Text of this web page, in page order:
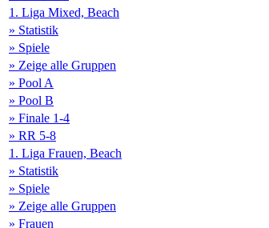
1. Liga Mixed, Beach
» Statistik
» Spiele
» Zeige alle Gruppen
» Pool A
» Pool B
» Finale 1-4
» RR 5-8
1. Liga Frauen, Beach
» Statistik
» Spiele
» Zeige alle Gruppen
» Frauen